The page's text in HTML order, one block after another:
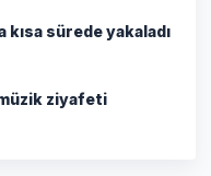
kısa sürede yakaladı
müzik ziyafeti